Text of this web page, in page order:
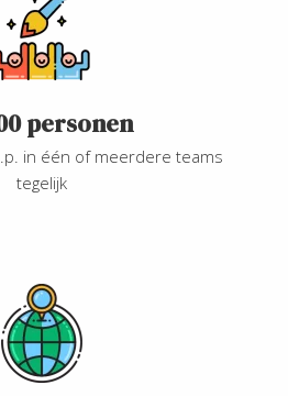
personen
in één of meerdere teams
tegelijk